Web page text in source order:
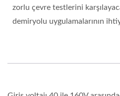
zorlu çevre testlerini
demiryolu uygulamalarının